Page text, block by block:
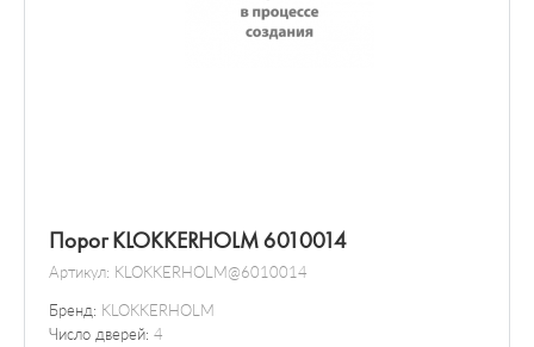
Порог KLOKKERHOLM 6010014
Артикул: KLOKKERHOLM@6010014
Бренд: KLOKKERHOLM
Число дверей: 4